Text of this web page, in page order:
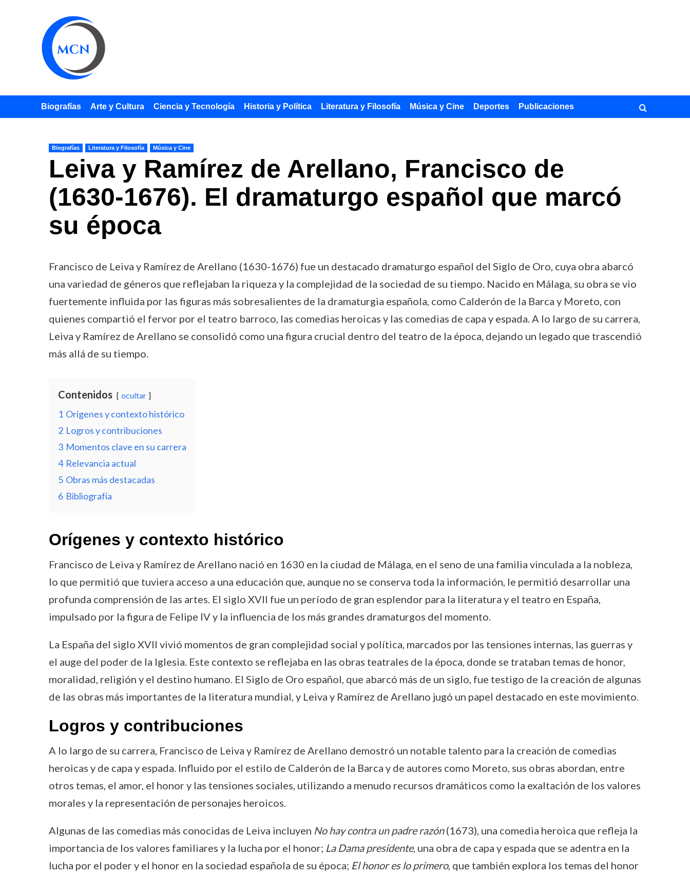
Biografías Arte y Cultura Ciencia y Tecnología Historia y Política Literatura y Filosofía Música y Cine Deportes Publicaciones
Biografías Literatura y Filosofía Música y Cine
Leiva y Ramírez de Arellano, Francisco de
(1630-1676). El dramaturgo español que marcó
su época
Francisco de Leiva y Ramírez de Arellano (1630-1676) fue un destacado dramaturgo español del Siglo de Oro, cuya obra abarcó
una variedad de géneros que reflejaban la riqueza y la complejidad de la sociedad de su tiempo. Nacido en Málaga, su obra se vio
fuertemente influida por las figuras más sobresalientes de la dramaturgia española, como Calderón de la Barca y Moreto, con
quienes compartió el fervor por el teatro barroco, las comedias heroicas y las comedias de capa y espada. A lo largo de su carrera,
Leiva y Ramírez de Arellano se consolidó como una figura crucial dentro del teatro de la época, dejando un legado que trascendió
más allá de su tiempo.
Contenidos ocultar
1 Orígenes y contexto histórico
2 Logros y contribuciones
3 Momentos clave en su carrera
4 Relevancia actual
5 Obras más destacadas
6 Bibliografía
Orígenes y contexto histórico
Francisco de Leiva y Ramírez de Arellano nació en 1630 en la ciudad de Málaga, en el seno de una familia vinculada a la nobleza,
lo que permitió que tuviera acceso a una educación que, aunque no se conserva toda la información, le permitió desarrollar una
profunda comprensión de las artes. El siglo XVII fue un período de gran esplendor para la literatura y el teatro en España,
impulsado por la figura de Felipe IV y la influencia de los más grandes dramaturgos del momento.
La España del siglo XVII vivió momentos de gran complejidad social y política, marcados por las tensiones internas, las guerras y
el auge del poder de la Iglesia. Este contexto se reflejaba en las obras teatrales de la época, donde se trataban temas de honor,
moralidad, religión y el destino humano. El Siglo de Oro español, que abarcó más de un siglo, fue testigo de la creación de algunas
de las obras más importantes de la literatura mundial, y Leiva y Ramírez de Arellano jugó un papel destacado en este movimiento.
Logros y contribuciones
A lo largo de su carrera, Francisco de Leiva y Ramírez de Arellano demostró un notable talento para la creación de comedias
heroicas y de capa y espada. Influido por el estilo de Calderón de la Barca y de autores como Moreto, sus obras abordan, entre
otros temas, el amor, el honor y las tensiones sociales, utilizando a menudo recursos dramáticos como la exaltación de los valores
morales y la representación de personajes heroicos.
Algunas de las comedias más conocidas de Leiva incluyen No hay contra un padre razón(1673), una comedia heroica que refleja la
importancia de los valores familiares y la lucha por el honor; La Dama presidente, una obra de capa y espada que se adentra en la
lucha por el poder y el honor en la sociedad española de su época; El honor es lo primero, que también explora los temas del honor